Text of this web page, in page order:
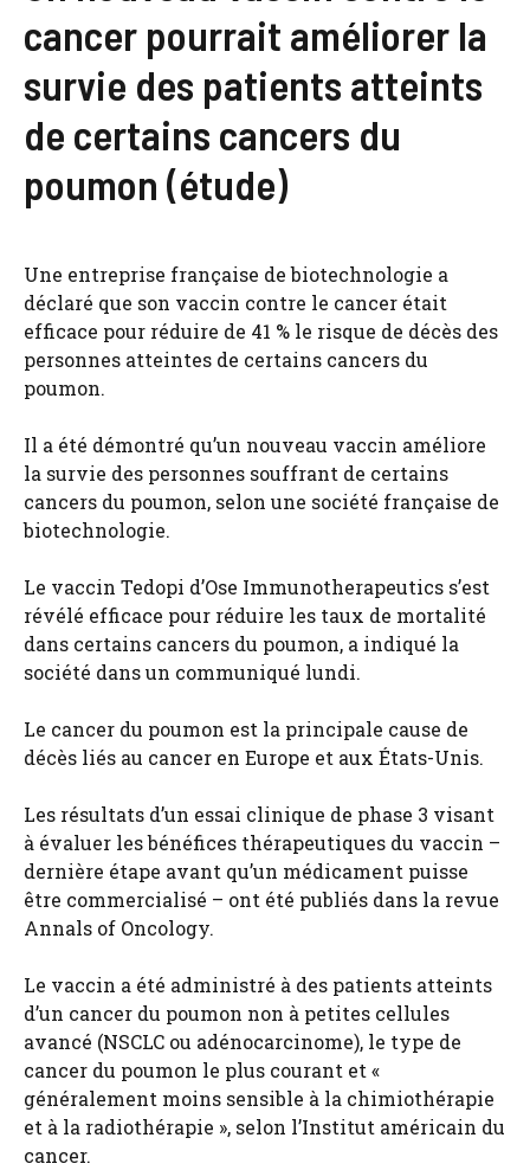
cancer pourrait améliorer la
survie des patients atteints
de certains cancers du
poumon (étude)
Une entreprise française de biotechnologie a
déclaré que son vaccin contre le cancer était
efficace pour réduire de 41 % le risque de décès des
personnes atteintes de certains cancers du
poumon.
Il a été démontré qu’un nouveau vaccin améliore
la survie des personnes souffrant de certains
cancers du poumon, selon une société française de
biotechnologie.
Le vaccin Tedopi d’Ose Immunotherapeutics s’est
révélé efficace pour réduire les taux de mortalité
dans certains cancers du poumon, a indiqué la
société dans un communiqué lundi.
Le cancer du poumon est la principale cause de
décès liés au cancer en Europe et aux États-Unis.
Les résultats d’un essai clinique de phase 3 visant
à évaluer les bénéfices thérapeutiques du vaccin –
dernière étape avant qu’un médicament puisse
être commercialisé – ont été publiés dans la revue
Annals of Oncology.
Le vaccin a été administré à des patients atteints
d’un cancer du poumon non à petites cellules
avancé (NSCLC ou adénocarcinome), le type de
cancer du poumon le plus courant et «
généralement moins sensible à la chimiothérapie
et à la radiothérapie », selon l’Institut américain du
cancer.